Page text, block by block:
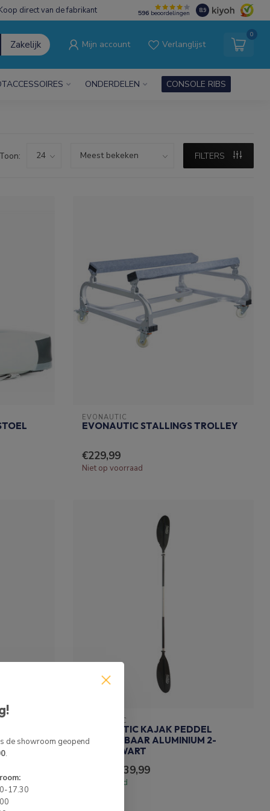
direct van de fabrikant 596 beoordelingen 8.9
Zakelijk Mijn account Verlanglijst
0
ONDERDELEN CONSOLE RIBS
Toon: FILTERS
EVONAUTIC
EVONAUTIC STALLINGS TROLLEY
€229,99
Niet op voorraad
2-
EVONAUTIC
EVONAUTIC KAJAK PEDDEL
VERSTELBAAR ALUMINIUM 2-
DELIG ZWART
€39,99
Op voorraad
de showroom geopend
.
17.30